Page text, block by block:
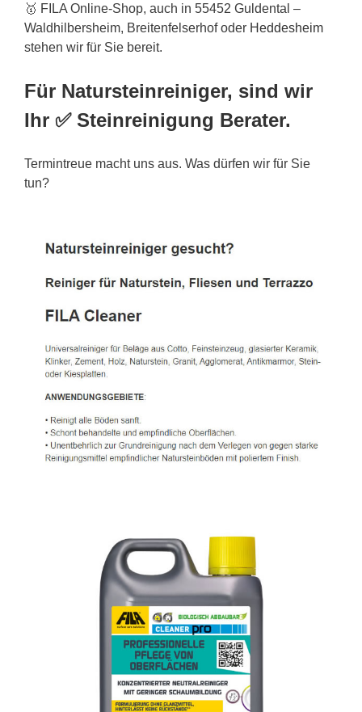
🥇 FILA Online-Shop, auch in 55452 Guldental –
Waldhilbersheim, Breitenfelserhof oder Heddesheim
stehen wir für Sie bereit.
Für Natursteinreiniger, sind wir
Ihr ✅ Steinreinigung Berater.
Termintreue macht uns aus. Was dürfen wir für Sie
tun?